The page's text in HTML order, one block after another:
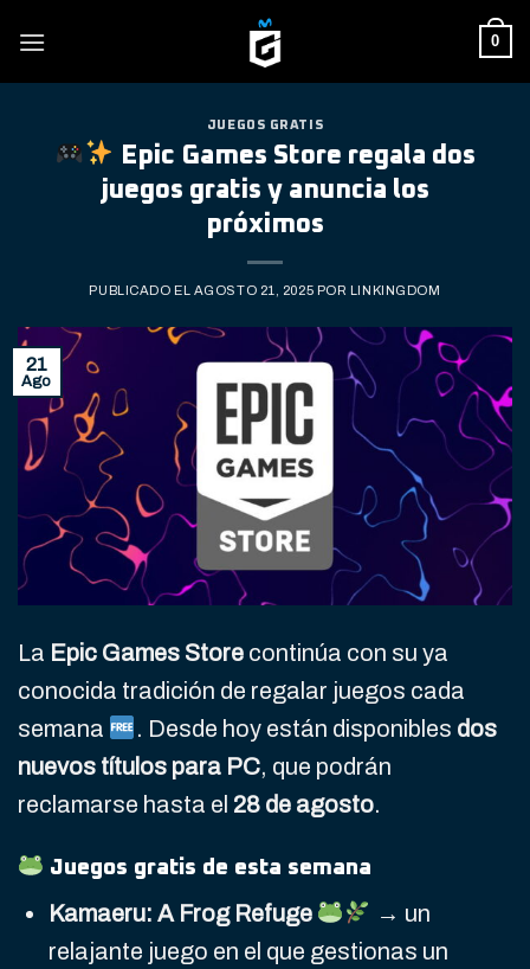
0
JUEGOS GRATIS
Epic Games Store regala dos
juegos gratis y anuncia los
próximos
PUBLICADO EL AGOSTO 21, 2025 POR LINKINGDOM
21
Ago
La Epic Games Store continúa con su ya
conocida tradición de regalar juegos cada
semana
. Desde hoy están disponibles dos
nuevos títulos para PC, que podrán
reclamarse hasta el 28 de agosto.
Juegos gratis de esta semana
Kamaeru: A Frog Refuge
→ un
relajante juego en el que gestionas un